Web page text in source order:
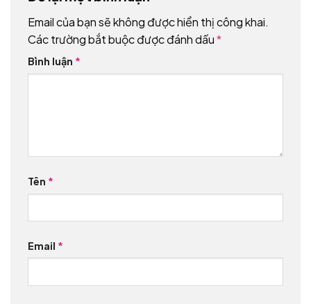
Email của bạn sẽ không được hiển thị công khai.
Các trường bắt buộc được đánh dấu*
Bình luận *
Tên *
Email *